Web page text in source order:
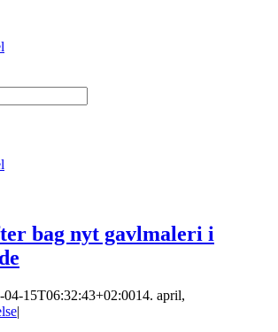
bag nyt gavlmaleri i
04-15T06:32:43+02:0014. april,
|